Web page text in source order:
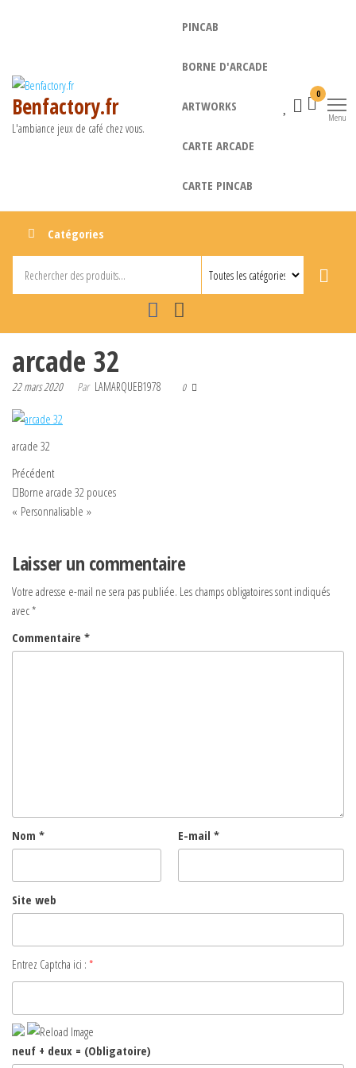
Benfactory.fr
L'ambiance jeux de café chez vous.
PINCAB
BORNE D'ARCADE
ARTWORKS
CARTE ARCADE
CARTE PINCAB
0
Menu
Catégories
arcade 32
22 mars 2020 Par LAMARQUEB1978 0
arcade 32
Navigation
de
Article
précédent
Précédent
Borne arcade 32 pouces
« Personnalisable »
Laisser un commentaire
Votre adresse e-mail ne sera pas publiée. Les champs obligatoires sont indiqués
avec*
Commentaire *
Nom * E-mail *
Site web
Entrez Captcha ici : *
neuf + deux = (Obligatoire)